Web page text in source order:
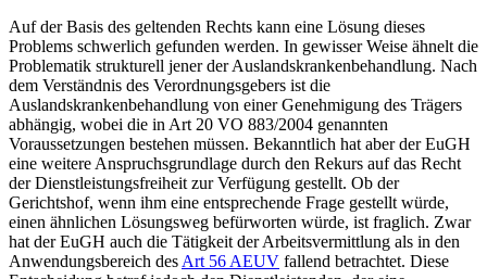
Auf der Basis des geltenden Rechts kann eine Lösung dieses
Problems schwerlich gefunden werden. In gewisser Weise ähnelt die
Problematik strukturell jener der Auslandskrankenbehandlung. Nach
dem Verständnis des Verordnungsgebers ist die
Auslandskrankenbehandlung von einer Genehmigung des Trägers
abhängig, wobei die in Art 20 VO 883/2004 genannten
Voraussetzungen bestehen müssen. Bekanntlich hat aber der EuGH
eine weitere Anspruchsgrundlage durch den Rekurs auf das Recht
der Dienstleistungsfreiheit zur Verfügung gestellt. Ob der
Gerichtshof, wenn ihm eine entsprechende Frage gestellt würde,
einen ähnlichen Lösungsweg befürworten würde, ist fraglich. Zwar
hat der EuGH auch die Tätigkeit der Arbeitsvermittlung als in den
Anwendungsbereich des Art 56 AEUV fallend betrachtet. Diese